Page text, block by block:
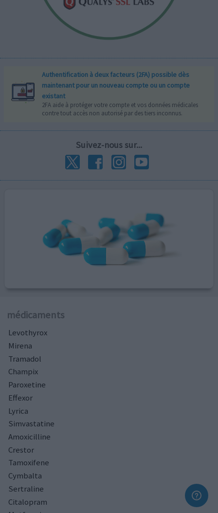
Authentification à deux facteurs (2FA) possible dès
maintenant pour un nouveau compte ou un compte
existant
2FA aide à protéger votre compte et vos données médicales
contre tout accès non autorisé par des tiers inconnus.
Suivez-nous sur...
médicaments
Levothyrox
Mirena
Tramadol
Champix
Paroxetine
Effexor
Lyrica
Simvastatine
Amoxicilline
Crestor
Tamoxifene
Cymbalta
Sertraline
Citalopram